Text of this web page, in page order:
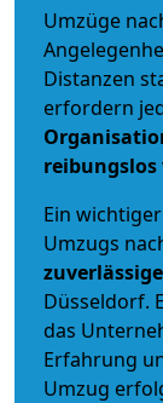
Umzüge
Distanzen
erfordern
reibungslos
Ein
Umzugs
Düsseldorf.
das
Erfahrung
Umzug